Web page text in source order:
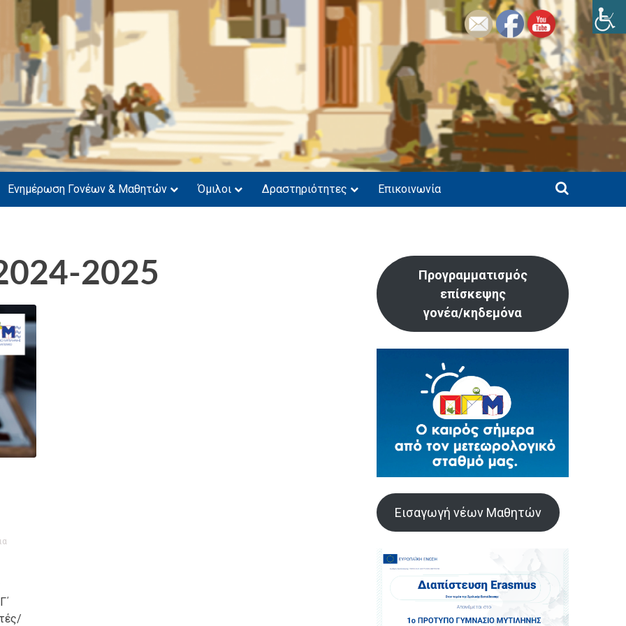
Μυτιλήνης
Ενημέρωση Γονέων & Μαθητών Όμιλοι Δραστηριότητες Επικοινωνία
2025
Προγραμματισμός
επίσκεψης
γονέα/κηδεμόνα
Εισαγωγή νέων Μαθητών